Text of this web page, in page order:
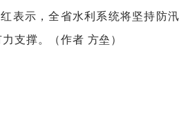
表示，全省水利系统将坚持防
支撑。（作者方垒）